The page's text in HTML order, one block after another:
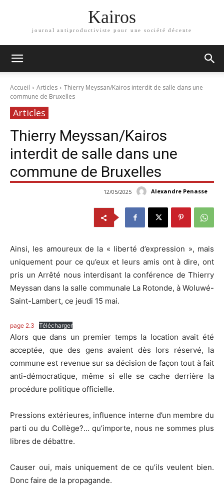
Kairos
journal antiproductiviste pour une société décente
Accueil Articles
Thierry Meyssan/Kairos interdit de salle dans une
commune de Bruxelles
Articles
Thierry Meyssan/Kairos
interdit de salle dans une
commune de Bruxelles
Alexandre Penasse
12/05/2025
Ainsi, les amoureux de la « liberté d’expression », mais
uniquement pour ce qu’eux et leurs amis ont à dire, ont
pris un Arrêté nous interdisant la conférence de Thierry
Meyssan dans la salle communale La Rotonde, à Woluwé-
Saint-Lambert, ce jeudi 15 mai.
page 2.3 Télécharger
Alors que dans un premier temps la location avait été
acceptée, que des gens avaient dès lors réservé, la
commune est revenue sur sa décision de façon tout à fait
anti-démocratique, même si elle se cache derrière la
procédure politique officielle.
Pressions extérieures, influence interne d’un membre du
parti ou du Collège?… qu’importe, nous ne sommes plus
libres de débattre.
Causer oui, mais uniquement de ce qu’ils veulent bien.
Donc faire de la propagande.